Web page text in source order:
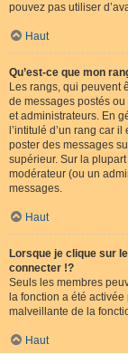
pouvez pas utiliser
Haut
Qu’est-ce que mon
Les rangs, qui peuvent
de messages postés
et administrateurs. En
l’intitulé d’un rang car
poster des messages
supérieur. Sur la
modérateur (ou un
messages.
Haut
Lorsque je clique sur
connecter !?
Seuls les membres
la fonction a été
malveillante de la
Haut